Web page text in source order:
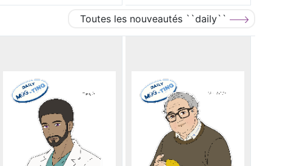
Toutes les nouveautés ``daily``